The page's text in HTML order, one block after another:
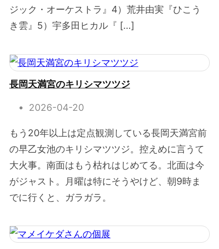
ジック・オーケストラ』4）荒井由実『ひこう
き雲』5）宇多田ヒカル『 […]
長岡天満宮のキリシマツツジ
2026-04-20
もう20年以上は定点観測している長岡天満宮前
の早乙女池のキリシマツツジ。控えめに言うて
大火事。南面はもう枯れはじめてる。北面は今
がジャスト。月曜は特にそうやけど、朝9時ま
でに行くと、ガラガラ。